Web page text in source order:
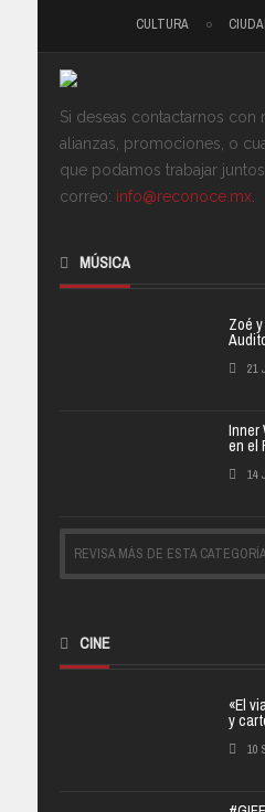
CULTURA
Si deseas contactarnos con
alianzas, promociones, o
que podamos trabajar
correo: info@reconoce.mx
MÚSICA
Zoé
21
Inner
en el
14
REVISA MÁS DE ESTA
CINE
«El
y
10